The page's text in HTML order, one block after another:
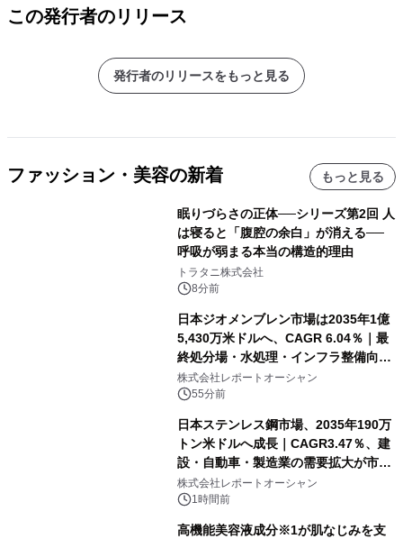
この発行者のリリース
発行者のリリースをもっと見る
ファッション・美容の新着 もっと見る
眠りづらさの正体──シリーズ第2回 人
は寝ると「腹腔の余白」が消える──
呼吸が弱まる本当の構造的理由
トラタニ株式会社
8分前
日本ジオメンブレン市場は2035年1億
5,430万米ドルへ、CAGR 6.04％｜最
終処分場・水処理・インフラ整備向け
需要拡大
株式会社レポートオーシャン
55分前
日本ステンレス鋼市場、2035年190万
トン米ドルへ成長｜CAGR3.47％、建
設・自動車・製造業の需要拡大が市場
を牽引
株式会社レポートオーシャン
1時間前
高機能美容液成分※1が肌なじみを支